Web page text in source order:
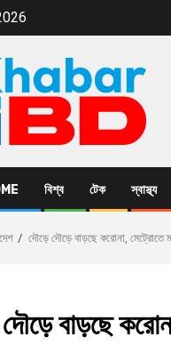
বিশ্ব টেক স্বাস্থ্য
দৌড়ে দৌড়ে বাড়ছে করোনা, মেট্রোতে
বাড়ছে